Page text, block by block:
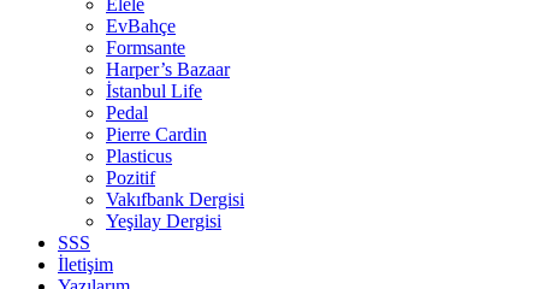
Elele
EvBahçe
Formsante
Harper’s Bazaar
İstanbul Life
Pedal
Pierre Cardin
Plasticus
Pozitif
Vakıfbank Dergisi
Yeşilay Dergisi
SSS
İletişim